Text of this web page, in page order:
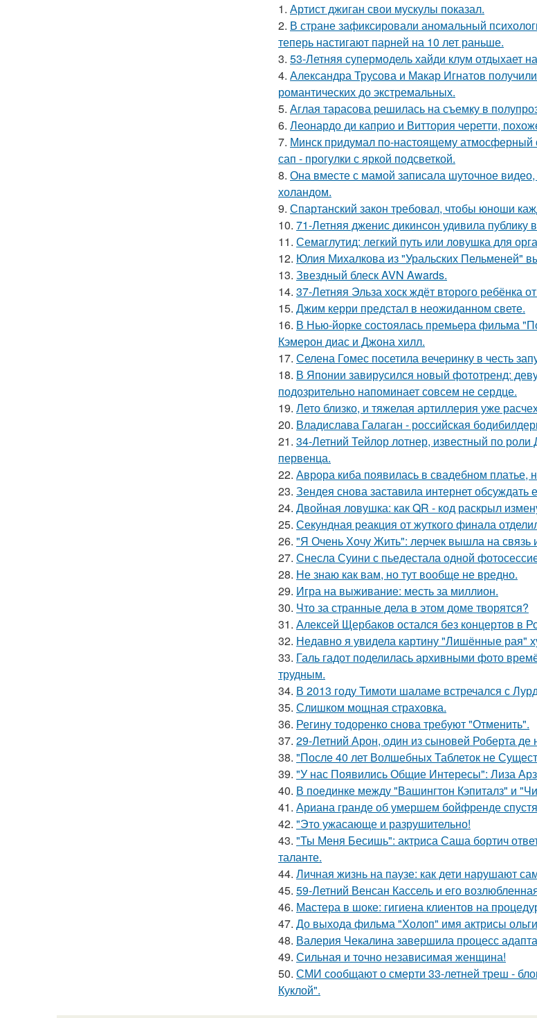
1. Артист джиган свои мускулы показал.
2. В стране зафиксировали аномальный
теперь настигают парней на 10 лет раньше.
3. 53-Летняя супермодель хайди клум отдыхает
4. Александра Трусова и Макар Игнатов
романтических до экстремальных.
5. Аглая тарасова решилась на съемку в
6. Леонардо ди каприо и Виттория черетти,
7. Минск придумал по-настоящему атмосферный
сап - прогулки с яркой подсветкой.
8. Она вместе с мамой записала шуточное
холандом.
9. Спартанский закон требовал, чтобы юноши
10. 71-Летняя дженис дикинсон удивила публику
11. Семаглутид: легкий путь или ловушка для
12. Юлия Михалкова из "Уральских Пельменей"
13. Звездный блеск AVN Awards.
14. 37-Летняя Эльза хоск ждёт второго ребёнка
15. Джим керри предстал в неожиданном свете.
16. В Нью-йорке состоялась премьера фильма
Кэмерон диас и Джона хилл.
17. Селена Гомес посетила вечеринку в честь
18. В Японии завирусился новый фототренд:
подозрительно напоминает совсем не сердце.
19. Лето близко, и тяжелая артиллерия уже
20. Владислава Галаган - российская
21. 34-Летний Тейлор лотнер, известный по
первенца.
22. Аврора киба появилась в свадебном платье,
23. Зендея снова заставила интернет обсуждать
24. Двойная ловушка: как QR - код раскрыл
25. Секундная реакция от жуткого финала
26. "Я Очень Хочу Жить": лерчек вышла на связь
27. Снесла Суини с пьедестала одной
28. Не знаю как вам, но тут вообще не вредно.
29. Игра на выживание: месть за миллион.
30. Что за странные дела в этом доме творятся?
31. Алексей Щербаков остался без концертов в
32. Недавно я увидела картину "Лишённые рая"
33. Галь гадот поделилась архивными фото
трудным.
34. В 2013 году Тимоти шаламе встречался с
35. Слишком мощная страховка.
36. Регину тодоренко снова требуют "Отменить".
37. 29-Летний Арон, один из сыновей Роберта
38. "После 40 лет Волшебных Таблеток не
39. "У нас Появились Общие Интересы": Лиза
40. В поединке между "Вашингтон Кэпиталз" и
41. Ариана гранде об умершем бойфренде
42. "Это ужасающе и разрушительно!
43. "Ты Меня Бесишь": актриса Саша бортич
таланте.
44. Личная жизнь на паузе: как дети нарушают
45. 59-Летний Венсан Кассель и его
46. Мастера в шоке: гигиена клиентов на
47. До выхода фильма "Холоп" имя актрисы
48. Валерия Чекалина завершила процесс
49. Сильная и точно независимая женщина!
50. СМИ сообщают о смерти 33-летней треш -
Куклой".